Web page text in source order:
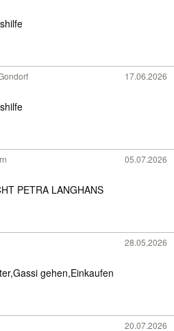
17.06.2026
05.07.2026
PETRA LANGHANS
28.05.2026
gehen,Einkaufen
20.07.2026